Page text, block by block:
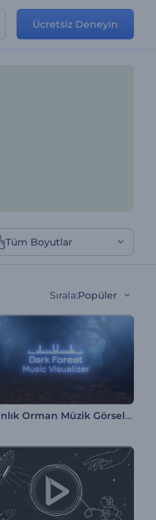
Ücretsiz Deneyin
Tüm Boyutlar
Sırala:Popüler
Karanlık Orman Müzik Görselleştirici